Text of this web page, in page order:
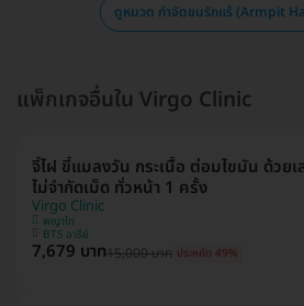
ดูหมวด กำจัดขนรักแร้ (Armpit
แพ็กเกจอื่นใน Virgo Clinic
จี้ไฝ ขี้แมลงวัน กระเนื้อ ต่อมไขมัน ด้วยเ
ไม่จำกัดเม็ด ทั่วหน้า 1 ครั้ง
Virgo Clinic
พญาไท
BTS อารีย์
7,679 บาท15,000 บาท ประหยัด 49%